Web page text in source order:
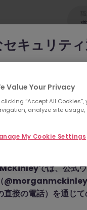
せん
お探しの求人
キュリテ
のブランドや
告されています。
欺行為では偽のウェ
）
などのメッセー
は前払い金を請求し
では、公式ウ
直接の電話）を通じ
Value Your Privacy
clicking “Accept All
analyze site
My Cookie Settings